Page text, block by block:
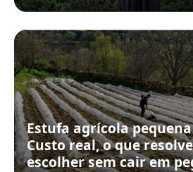
Estufa agrícola
Custo real, o que
escolher sem cair em